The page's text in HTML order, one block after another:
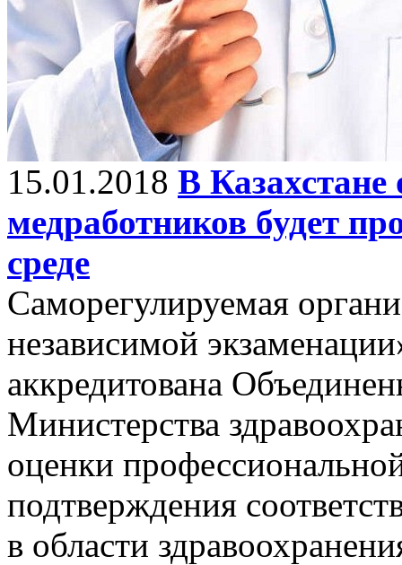
15.01.2018 В
медработников будет
среде
Саморегулируемая
независимой
аккредитована
Министерства
оценки
подтверждения
в области